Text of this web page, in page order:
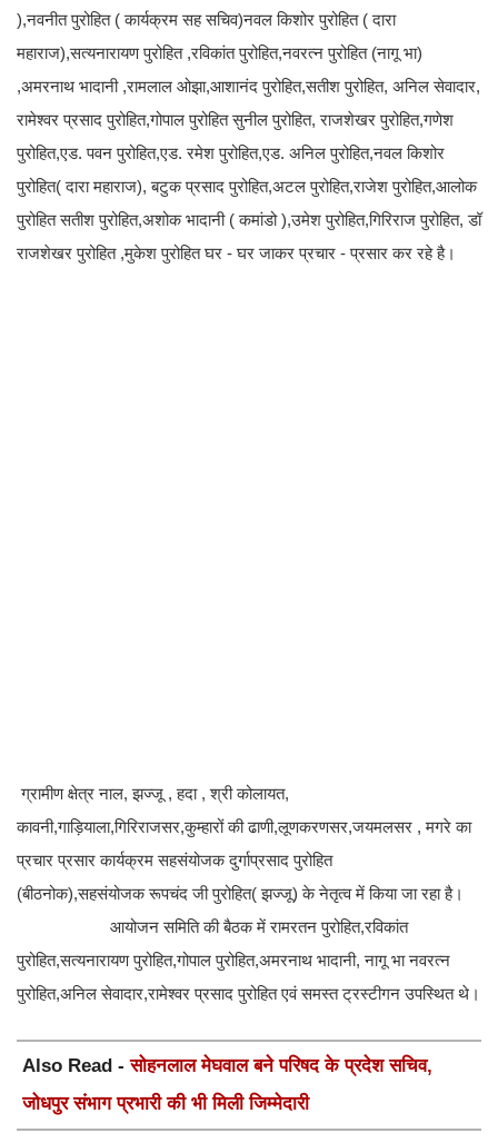
),नवनीत पुरोहित ( कार्यक्रम सह सचिव)नवल किशोर पुरोहित ( दारा
महाराज),सत्यनारायण पुरोहित ,रविकांत पुरोहित,नवरत्न पुरोहित (नागू भा)
,अमरनाथ भादानी ,रामलाल ओझा,आशानंद पुरोहित,सतीश पुरोहित, अनिल सेवादार,
रामेश्वर प्रसाद पुरोहित,गोपाल पुरोहित सुनील पुरोहित, राजशेखर पुरोहित,गणेश
पुरोहित,एड. पवन पुरोहित,एड. रमेश पुरोहित,एड. अनिल पुरोहित,नवल किशोर
पुरोहित( दारा महाराज), बटुक प्रसाद पुरोहित,अटल पुरोहित,राजेश पुरोहित,आलोक
पुरोहित सतीश पुरोहित,अशोक भादानी ( कमांडो ),उमेश पुरोहित,गिरिराज पुरोहित, डॉ
राजशेखर पुरोहित ,मुकेश पुरोहित घर - घर जाकर प्रचार - प्रसार कर रहे है।
ग्रामीण क्षेत्र नाल, झज्जू , हदा , श्री कोलायत,
कावनी,गाड़ियाला,गिरिराजसर,कुम्हारों की ढाणी,लूणकरणसर,जयमलसर , मगरे का
प्रचार प्रसार कार्यक्रम सहसंयोजक दुर्गाप्रसाद पुरोहित
(बीठनोक),सहसंयोजक रूपचंद जी पुरोहित( झज्जू) के नेतृत्व में किया जा रहा है।
आयोजन समिति की बैठक में रामरतन पुरोहित,रविकांत
पुरोहित,सत्यनारायण पुरोहित,गोपाल पुरोहित,अमरनाथ भादानी, नागू भा नवरत्न
पुरोहित,अनिल सेवादार,रामेश्वर प्रसाद पुरोहित एवं समस्त ट्रस्टीगन उपस्थित थे।
Also Read -सोहनलाल मेघवाल बने परिषद के प्रदेश सचिव,
जोधपुर संभाग प्रभारी की भी मिली जिम्मेदारी